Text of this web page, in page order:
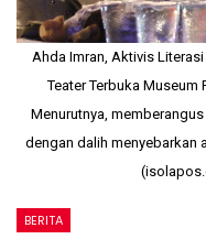
Ahda Imran, Aktivis
Teater Terbuka Museum
Menurutnya,
dengan dalih menyebarkan
BERITA